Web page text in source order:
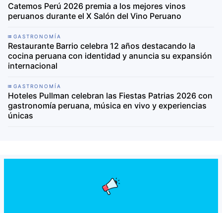
Catemos Perú 2026 premia a los mejores vinos
peruanos durante el X Salón del Vino Peruano
GASTRONOMÍA
Restaurante Barrio celebra 12 años destacando la
cocina peruana con identidad y anuncia su expansión
internacional
GASTRONOMÍA
Hoteles Pullman celebran las Fiestas Patrias 2026 con
gastronomía peruana, música en vivo y experiencias
únicas